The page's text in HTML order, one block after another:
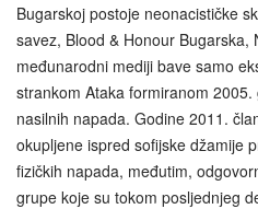
Bugarskoj postoje neonacističke
savez, Blood & Honour
međunarodni mediji bave samo
strankom Ataka formiranom
nasilnih napada. Godine 2011.
okupljene ispred sofijske džamije
fizičkih napada, međutim,
grupe koje su tokom posljednjeg